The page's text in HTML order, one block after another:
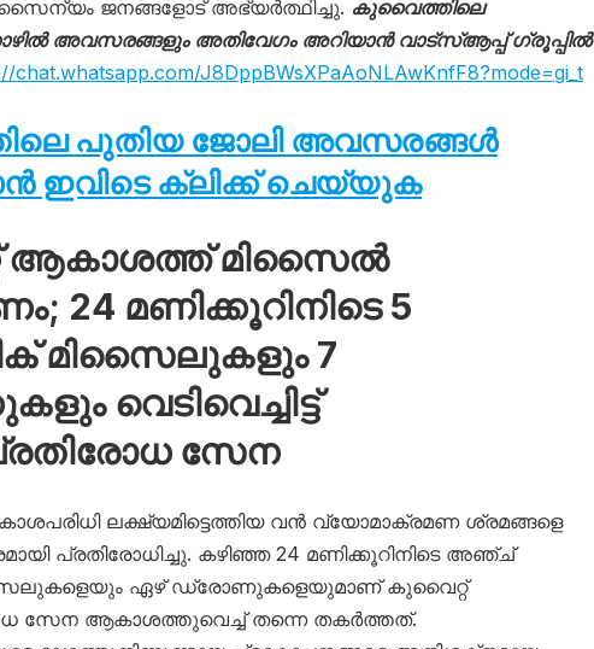
സൈന്യം ജനങ്ങളോട് അഭ്യർത്ഥിച്ചു. കുവൈത്തിലെ
അവസരങ്ങളും അതിവേഗം അറിയാൻ വാട്സ്ആപ്പ് ഗ്രൂപ്പിൽ
chat.whatsapp.com/J8DppBWsXPaAoNLAwKnfF8?mode=gi_t
പുതിയ ജോലി അവസരങ്ങൾ
ഇവിടെ ക്ലിക്ക് ചെയ്യുക
ആകാശത്ത് മിസൈൽ
24 മണിക്കൂറിനിടെ 5
മിസൈലുകളും 7
വെടിവെച്ചിട്ട്
സേന
ലക്ഷ്യമിട്ടെത്തിയ വൻ വ്യോമാക്രമണ ശ്രമങ്ങളെ
പ്രതിരോധിച്ചു. കഴിഞ്ഞ 24 മണിക്കൂറിനിടെ അഞ്ച്
ഏഴ് ഡ്രോണുകളെയുമാണ് കുവൈറ്റ്
സേന ആകാശത്തുവെച്ച് തന്നെ തകർത്തത്.